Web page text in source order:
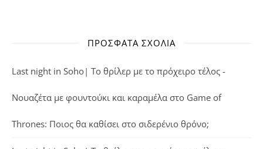
ΠΡΌΣΦΑΤΑ ΣΧΌΛΙΑ
Last night in Soho| Το θρίλερ με το πρόχειρο τέλος -
Νουαζέτα με φουντούκι και καραμέλα στο Game of
Thrones: Ποιος θα καθίσει στο σιδερένιο θρόνο;